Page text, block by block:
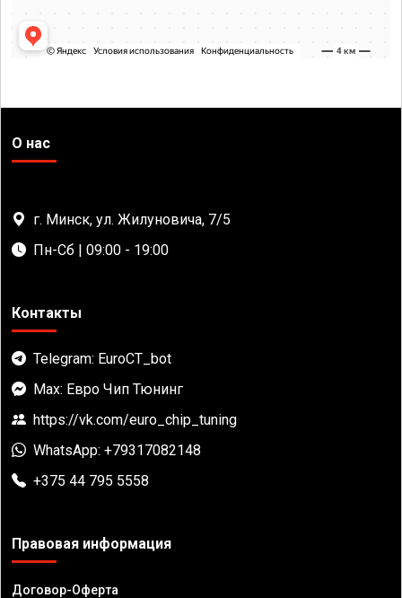
О нас
г. Минск, ул. Жилуновича, 7/5
Пн-Сб | 09:00 - 19:00
Контакты
Telegram: EuroCT_bot
Max: Евро Чип Тюнинг
https://vk.com/euro_chip_tuning
WhatsApp: +79317082148
+375 44 795 5558
Правовая информация
Договор-Оферта